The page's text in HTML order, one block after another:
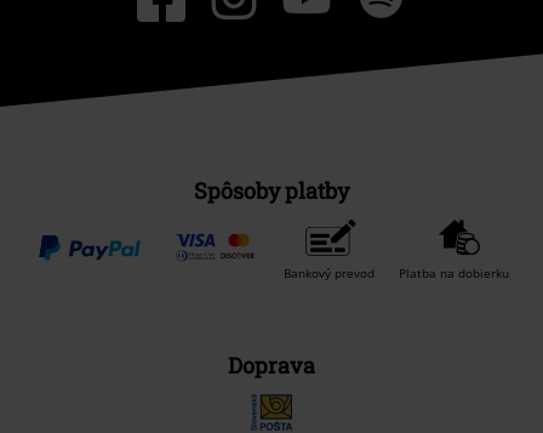
Spôsoby platby
Bankový prevod Platba na dobierku
Doprava